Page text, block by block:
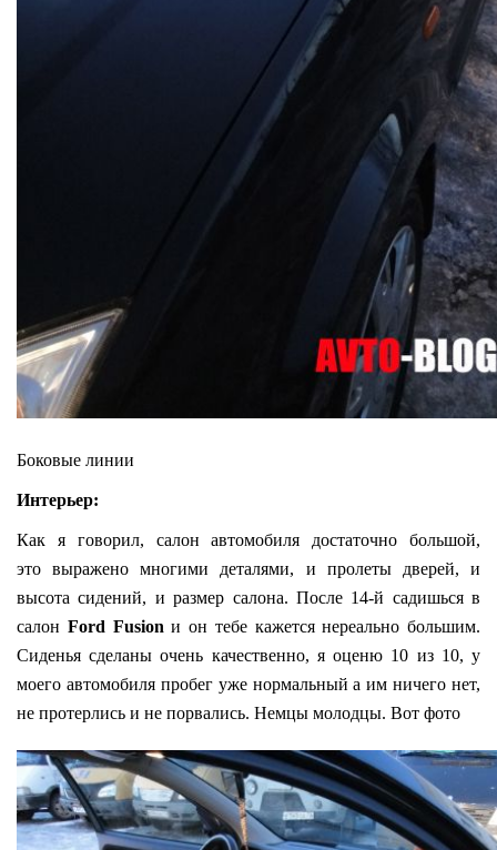
Боковые линии
Интерьер:
Как я говорил, салон автомобиля достаточно большой,
это выражено многими деталями, и пролеты дверей, и
высота сидений, и размер салона. После 14-й садишься в
салон Ford Fusionи он тебе кажется нереально большим.
Сиденья сделаны очень качественно, я оценю 10 из 10, у
моего автомобиля пробег уже нормальный а им ничего нет,
не протерлись и не порвались. Немцы молодцы. Вот фото